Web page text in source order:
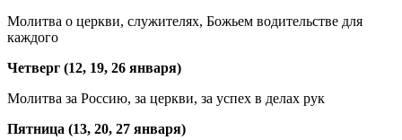
Молитва о церкви, служителях, Божьем водительстве для
каждого
Четверг (12, 19, 26 января)
Молитва за Россию, за церкви, за успех в делах рук
Пятница (13, 20, 27 января)